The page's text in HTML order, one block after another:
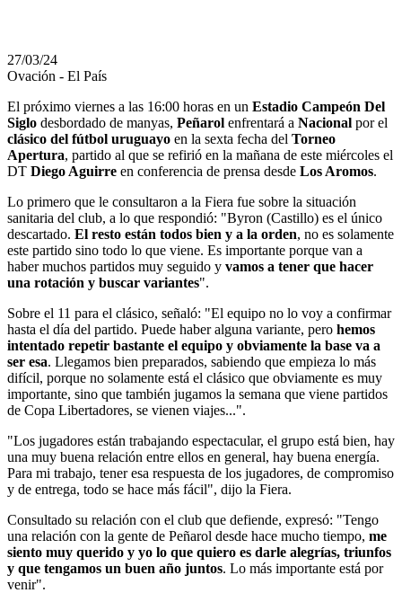
27/03/24
Ovación - El País
El próximo viernes a las 16:00 horas en un Estadio Campeón Del
Siglo desbordado de manyas, Peñarol enfrentará a Nacional por el
clásico del fútbol uruguayo en la sexta fecha del Torneo
Apertura, partido al que se refirió en la mañana de este miércoles el
DT Diego Aguirre en conferencia de prensa desde Los Aromos.
Lo primero que le consultaron a la Fiera fue sobre la situación
sanitaria del club, a lo que respondió: "Byron (Castillo) es el único
descartado. El resto están todos bien y a la orden, no es solamente
este partido sino todo lo que viene. Es importante porque van a
haber muchos partidos muy seguido y vamos a tener que hacer
una rotación y buscar variantes".
Sobre el 11 para el clásico, señaló: "El equipo no lo voy a confirmar
hasta el día del partido. Puede haber alguna variante, pero hemos
intentado repetir bastante el equipo y obviamente la base va a
ser esa. Llegamos bien preparados, sabiendo que empieza lo más
difícil, porque no solamente está el clásico que obviamente es muy
importante, sino que también jugamos la semana que viene partidos
de Copa Libertadores, se vienen viajes...".
"Los jugadores están trabajando espectacular, el grupo está bien, hay
una muy buena relación entre ellos en general, hay buena energía.
Para mi trabajo, tener esa respuesta de los jugadores, de compromiso
y de entrega, todo se hace más fácil", dijo la Fiera.
Consultado su relación con el club que defiende, expresó: "Tengo
una relación con la gente de Peñarol desde hace mucho tiempo, me
siento muy querido y yo lo que quiero es darle alegrías, triunfos
y que tengamos un buen año juntos. Lo más importante está por
venir".